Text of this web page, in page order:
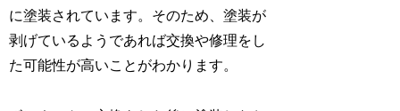
に塗装されています。そのため、塗装が
剥げているようであれば交換や修理をし
た可能性が高いことがわかります。